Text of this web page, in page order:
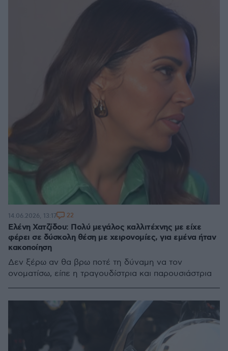
Ελένη Χατζίδου: Πολύ μεγάλος καλλιτέχνης με είχε
φέρει σε δύσκολη θέση με χειρονομίες, για εμένα ήταν
κακοποίηση
Δεν ξέρω αν θα βρω ποτέ τη δύναμη να τον
ονοματίσω, είπε η τραγουδίστρια και παρουσιάστρια
14.06.2026, 13:17 22